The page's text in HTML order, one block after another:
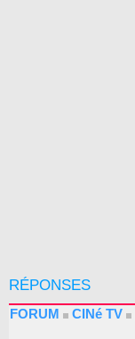
RÉPONSES
FORUM CINé TV